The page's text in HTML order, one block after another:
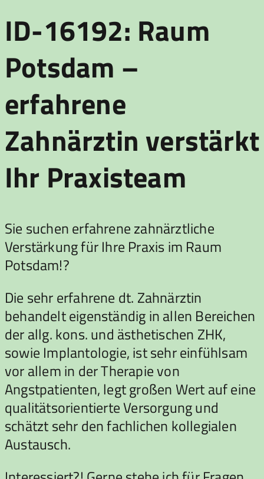
ID-16192: Raum
Potsdam –
erfahrene
Zahnärztin verstärkt
Ihr Praxisteam
Sie suchen erfahrene zahnärztliche
Verstärkung für Ihre Praxis im Raum
Potsdam!?
Die sehr erfahrene dt. Zahnärztin
behandelt eigenständig in allen Bereichen
der allg. kons. und ästhetischen ZHK,
sowie Implantologie, ist sehr einfühlsam
vor allem in der Therapie von
Angstpatienten, legt großen Wert auf eine
qualitätsorientierte Versorgung und
schätzt sehr den fachlichen kollegialen
Austausch.